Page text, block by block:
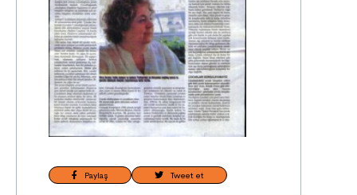
Paylaş Tweet et